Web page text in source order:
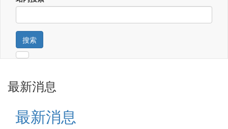
搜索
最新消息
最新消息